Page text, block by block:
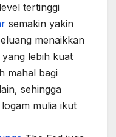
tertinggi
semakin yakin
menaikkan
yang lebih kuat
mahal bagi
sehingga
mulia ikut